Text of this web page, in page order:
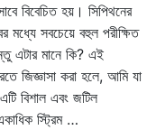
বিবেচিত হয়। সিপিথনের
মধ্যে সবচেয়ে বহুল পরীক্ষিত
এটার মানে কি? এই
জিজ্ঞাসা করা হলে, আমি যা
বিশাল এবং জটিল
স্ট্রিম …